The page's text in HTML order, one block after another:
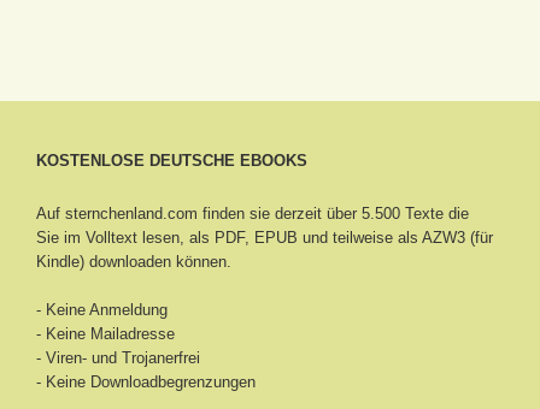
KOSTENLOSE DEUTSCHE EBOOKS
Auf sternchenland.com finden sie derzeit über 5.500 Texte die
Sie im Volltext lesen, als PDF, EPUB und teilweise als AZW3 (für
Kindle) downloaden können.
- Keine Anmeldung
- Keine Mailadresse
- Viren- und Trojanerfrei
- Keine Downloadbegrenzungen